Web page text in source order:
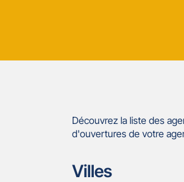
Découvrez la liste des
d'ouvertures de votre
Villes